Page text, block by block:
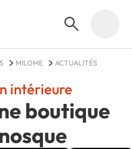
MILOME ACTUALITÉS
boutique
intérieure